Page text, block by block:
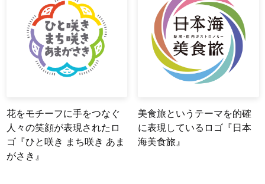
花をモチーフに手をつなぐ
人々の笑顔が表現されたロ
ゴ『ひと咲き まち咲き あま
がさき』
美食旅というテーマを的確
に表現しているロゴ『日本
海美食旅』